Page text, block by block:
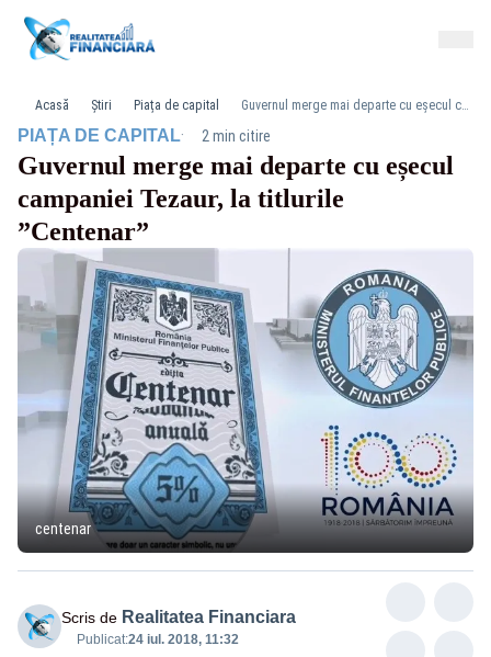
Acasă Știri Piața de capital Guvernul merge mai departe cu eșecul campaniei Tezaur, la titlurile ”Centenar”
PIAȚA DE CAPITAL· 2 min citire
Guvernul merge mai departe cu eșecul
campaniei Tezaur, la titlurile
”Centenar”
centenar
Scris de Realitatea Financiara
Publicat:24 iul. 2018, 11:32